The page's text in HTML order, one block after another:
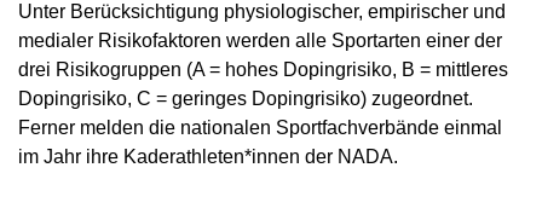
Unter Berücksichtigung physiologischer, empirischer und
medialer Risikofaktoren werden alle Sportarten einer der
drei Risikogruppen (A = hohes Dopingrisiko, B = mittleres
Dopingrisiko, C = geringes Dopingrisiko) zugeordnet.
Ferner melden die nationalen Sportfachverbände einmal
im Jahr ihre Kaderathleten*innen der NADA.